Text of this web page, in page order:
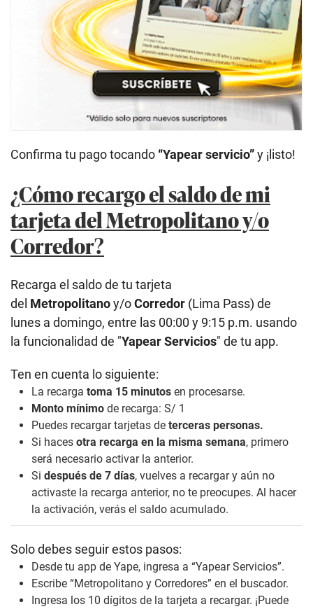
Confirma tu pago tocando “Yapear servicio”y ¡listo!
¿Cómo recargo el saldo de mi
tarjeta del Metropolitano y/o
Corredor?
Recarga el saldo de tu tarjeta
del Metropolitanoy/oCorredor (Lima Pass) de
lunes a domingo, entre las 00:00 y 9:15 p.m. usando
la funcionalidad de "Yapear Servicios" de tu app.
Ten en cuenta lo siguiente:
La recarga toma 15 minutos en procesarse.
Monto mínimo de recarga: S/ 1
Puedes recargar tarjetas de terceras personas.
Si haces otra recarga en la misma semana, primero
será necesario activar la anterior.
Si después de 7 días, vuelves a recargar y aún no
activaste la recarga anterior, no te preocupes. Al hacer
la activación, verás el saldo acumulado.
Solo debes seguir estos pasos:
Desde tu app de Yape, ingresa a “Yapear Servicios”.
Escribe “Metropolitano y Corredores” en el buscador.
Ingresa los 10 dígitos de la tarjeta a recargar. ¡Puede